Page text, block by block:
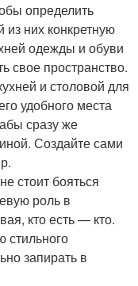
определить
из них конкретную
одежды и обуви
свое пространство.
и столовой для
удобного места
сразу же
Создайте сами
стоит бояться
роль в
кто есть — кто.
стильного
запирать в